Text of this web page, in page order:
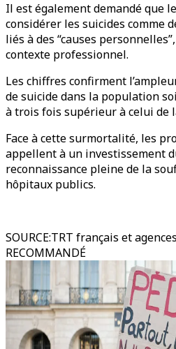
Il est également demandé que
considérer les suicides comme
liés à des “causes
contexte professionnel.
Les chiffres confirment
de suicide dans la population
à trois fois supérieur à celui de
Face à cette surmortalité, les
appellent à un investissement
reconnaissance pleine de la
hôpitaux publics.
SOURCE:TRT français et agences
RECOMMANDÉ